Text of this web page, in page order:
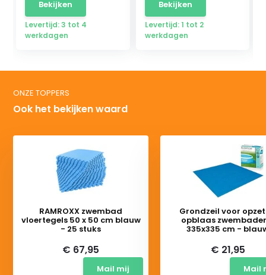
Bekijken
Levertijd: 3 tot 4
werkdagen
Bekijken
Levertijd: 1 tot 2
werkdagen
ONZE TOPPERS
Ook het bekijken waard
RAMROXX zwembad
vloertegels 50 x 50 cm blauw
- 25 stuks
€ 67,95
Mail mij
Grondzeil voor
opblaas
335x335 cm -
€ 21,95
Mail